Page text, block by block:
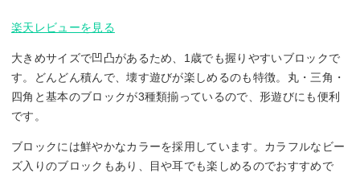
楽天レビューを見る
大きめサイズで凹凸があるため、1歳でも握りやすいブロックで
す。どんどん積んで、壊す遊びが楽しめるのも特徴。丸・三角・
四角と基本のブロックが3種類揃っているので、形遊びにも便利
です。
ブロックには鮮やかなカラーを採用しています。カラフルなビー
ズ入りのブロックもあり、目や耳でも楽しめるのでおすすめで